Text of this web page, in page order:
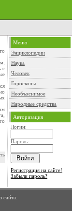
с
Меню
Энциклопедии
Наука
Человек
Гороскопы
Необъяснимое
Народные средства
Авторизация
Логин:
Пароль:
Регистрация на сайте!
Забыли пароль?